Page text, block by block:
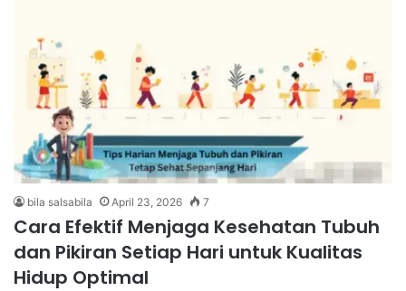
bila salsabila April 23, 2026 7
Cara Efektif Menjaga Kesehatan Tubuh
dan Pikiran Setiap Hari untuk Kualitas
Hidup Optimal